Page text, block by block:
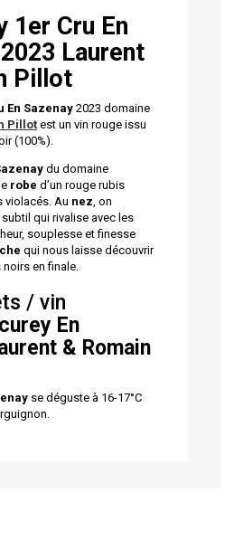
1er Cru En
Laurent
Pillot
En Sazenay2023 domaine
Pillotest un vin rouge issu
(100%).
du domaine
robe d’un rouge rubis
violacés. Au nez, on
qui rivalise avec les
souplesse et finesse
qui nous laisse découvrir
en finale.
/ vin
En
& Romain
se déguste à 16-17°C